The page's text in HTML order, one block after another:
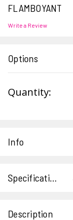
FLAMBOYANT
Write a Review
Options
Stock:
Quantity:
Info
Specifications
Description